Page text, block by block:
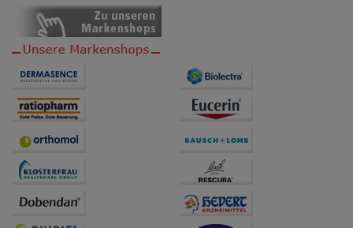
Statistik & Tracking:Hierüber lassen sich
Informationen über die Art und Weise der Nutzung
unserer Website sammeln, mit deren Hilfe wir unsere
Website weiter für Sie optimieren können, den Inhalt
Drittseiten möglichst relevant für Sie zu gestalten.
Dritte wie z.B. Google oder soziale Medien
übertragen werden.